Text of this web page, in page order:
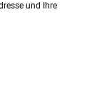
und Ihre